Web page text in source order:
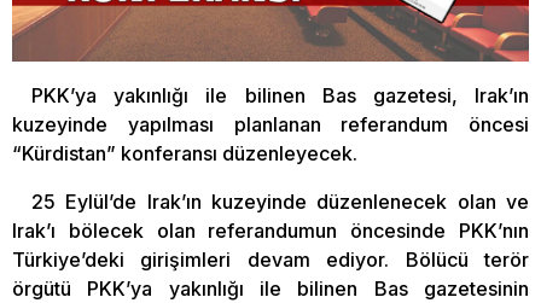
PKK’ya yakınlığı ile bilinen Bas gazetesi, Irak’ın
kuzeyinde yapılması planlanan referandum öncesi
“Kürdistan” konferansı düzenleyecek.
25 Eylül’de Irak’ın kuzeyinde düzenlenecek olan ve
Irak’ı bölecek olan referandumun öncesinde PKK’nın
Türkiye’deki girişimleri devam ediyor. Bölücü terör
örgütü PKK’ya yakınlığı ile bilinen Bas gazetesinin